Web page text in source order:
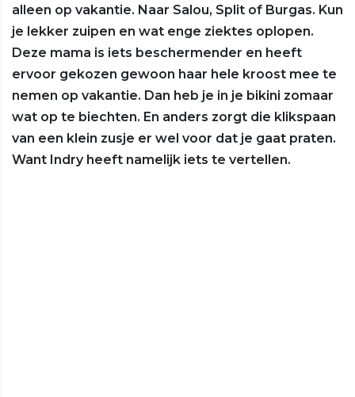
alleen op vakantie. Naar Salou, Split of Burgas. Kun
je lekker zuipen en wat enge ziektes oplopen.
Deze mama is iets beschermender en heeft
ervoor gekozen gewoon haar hele kroost mee te
nemen op vakantie. Dan heb je in je bikini zomaar
wat op te biechten. En anders zorgt die klikspaan
van een klein zusje er wel voor dat je gaat praten.
Want Indry heeft namelijk iets te vertellen.